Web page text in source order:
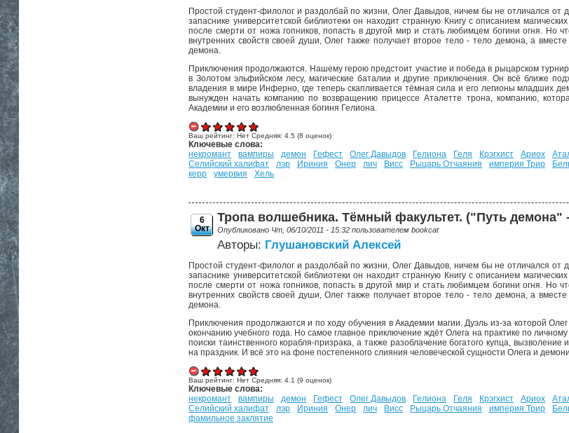
Простой студент-филолог и раздолбай по жизни, Олег Давыдов, ничем бы не отличался от
запаснике университетской библиотеки он находит странную Книгу с описанием
после смерти от ножа гопников, попасть в другой мир и стать любимцем богини огня. Но
внутренних свойств своей души, Олег также получает второе тело - тело демона, а
демона.
Приключения продолжаются. Нашему герою предстоит участие и победа в рыцарском
в Золотом эльфийском лесу, магические баталии и другие приключения. Он всё ближе
владения в мире Инферно, где теперь скапливается тёмная сила и его легионы младших
вынужден начать компанию по возвращению прицессе Аталетте трона, компанию,
Академии и его возлюбленная богиня Гелиона.
Ваш рейтинг:Нет Средняя:4.5 (8 оценок)
Ключевые слова:
некромант
вампиры демон Гефест Олег Давыдов Гелиона Геля Крэгхист Ариох
Селийский халифат
лэр Ириния Онер лич Висс Рыцарь Отчаяния империя Трир
керр
умервия
Хель
6
Окт
Тропа волшебника. Тёмный факультет. ("Путь демона"
Опубликовано Чт, 06/10/2011 - 15:32 пользователемbookcat
Авторы: Глушановский Алексей
Простой студент-филолог и раздолбай по жизни, Олег Давыдов, ничем бы не отличался от
запаснике университетской библиотеки он находит странную Книгу с описанием
после смерти от ножа гопников, попасть в другой мир и стать любимцем богини огня. Но
внутренних свойств своей души, Олег также получает второе тело - тело демона, а
демона.
Приключения продолжаются и по ходу обучения в Академии магии. Дуэль из-за которой
окончанию учебного года. Но самое главное приключение ждёт Олега на практике по
поиски таинственного корабля-призрака, а также разоблачение богатого купца,
на праздник. И всё это на фоне постепенного слияния человеческой сущности Олега и
Ваш рейтинг:Нет Средняя:4.1 (9 оценок)
Ключевые слова:
некромант
вампиры демон Гефест Олег Давыдов Гелиона Геля Крэгхист Ариох
Селийский халифат
лэр Ириния Онер лич Висс Рыцарь Отчаяния империя Трир
фамильное заклятие